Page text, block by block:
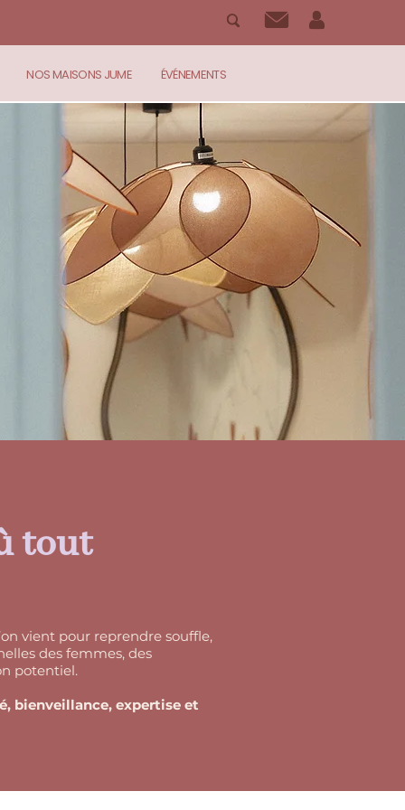
NOS MAISONS JUME ÉVÉNEMENTS
tout
vient pour reprendre souffle,
des femmes, des
potentiel.
bienveillance, expertise et